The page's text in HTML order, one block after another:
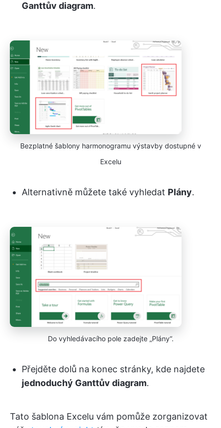
Ganttův diagram.
Bezplatné šablony harmonogramu výstavby dostupné v
Excelu
Alternativně můžete také vyhledat Plány.
Do vyhledávacího pole zadejte „Plány“.
Přejděte dolů na konec stránky, kde najdete
jednoduchý Ganttův diagram.
Tato šablona Excelu vám pomůže zorganizovat